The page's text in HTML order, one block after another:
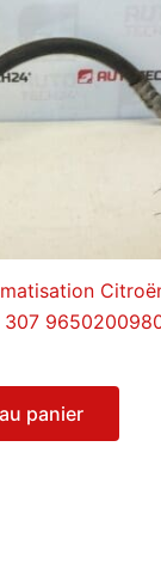
307
panier